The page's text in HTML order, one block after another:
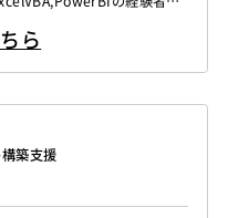
資料作成対応 ・集計ツー
ら
築支援